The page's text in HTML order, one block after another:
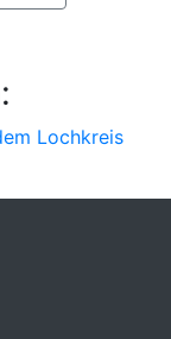
Lochkreis